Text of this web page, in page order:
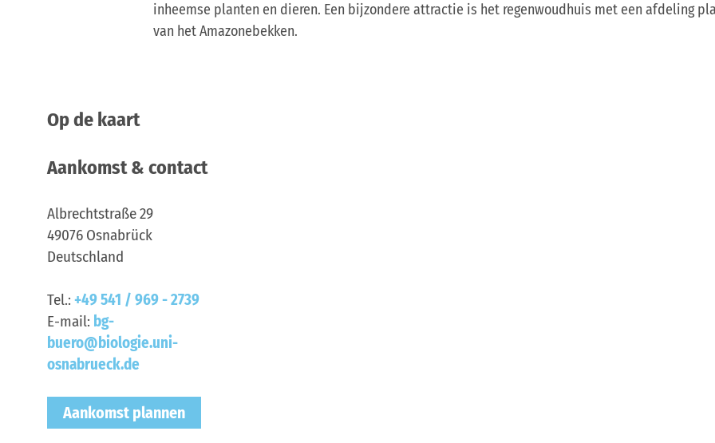
inheemse planten en dieren. Een bijzondere attractie is het regenwoudhuis met een afdeling
van het Amazonebekken.
Op de kaart
Aankomst & contact
Albrechtstraße 29
49076 Osnabrück
Deutschland
Tel.: +49 541 / 969 - 2739
E-mail: bg-
buero@biologie.uni-
osnabrueck.de
Aankomst plannen